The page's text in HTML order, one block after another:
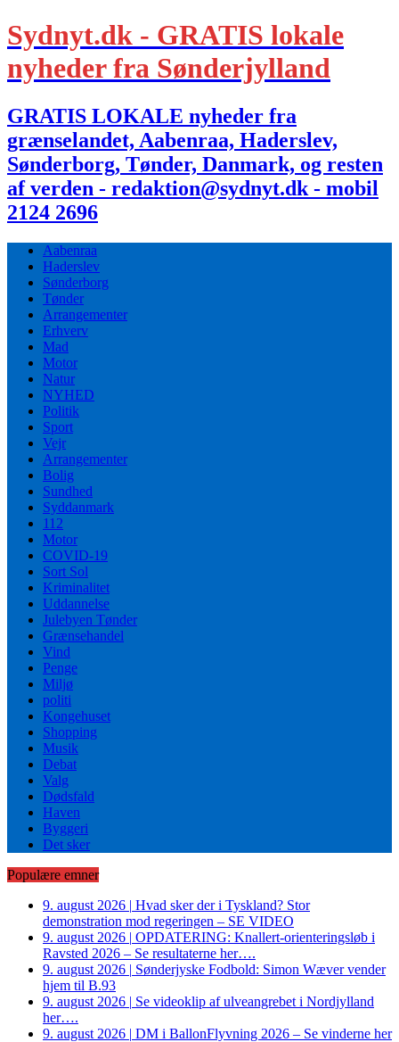
Sydnyt.dk - GRATIS lokale
nyheder fra Sønderjylland
GRATIS LOKALE nyheder fra
grænselandet, Aabenraa, Haderslev,
Sønderborg, Tønder, Danmark, og resten
af verden - redaktion@sydnyt.dk - mobil
2124 2696
Aabenraa
Haderslev
Sønderborg
Tønder
Arrangementer
Erhverv
Mad
Motor
Natur
NYHED
Politik
Sport
Vejr
Arrangementer
Bolig
Sundhed
Syddanmark
112
Motor
COVID-19
Sort Sol
Kriminalitet
Uddannelse
Julebyen Tønder
Grænsehandel
Vind
Penge
Miljø
politi
Kongehuset
Shopping
Musik
Debat
Valg
Dødsfald
Haven
Byggeri
Det sker
Populære emner
9. august 2026 | Hvad sker der i Tyskland? Stor
demonstration mod regeringen – SE VIDEO
9. august 2026 | OPDATERING: Knallert-orienteringsløb i
Ravsted 2026 – Se resultaterne her….
9. august 2026 | Sønderjyske Fodbold: Simon Wæver vender
hjem til B.93
9. august 2026 | Se videoklip af ulveangrebet i Nordjylland
her….
9. august 2026 | DM i BallonFlyvning 2026 – Se vinderne her